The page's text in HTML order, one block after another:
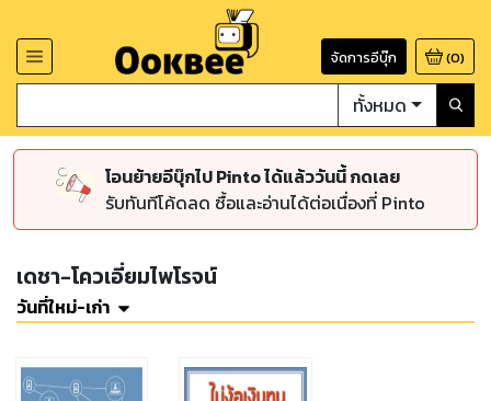
จัดการอีบุ๊ก (0)
ทั้งหมด
โอนย้ายอีบุ๊กไป Pinto ได้แล้ววันนี้ กดเลย
รับทันทีโค้ดลด ซื้อและอ่านได้ต่อเนื่องที่ Pinto
เดชา-โควเอี่ยมไพโรจน์
วันที่ใหม่-เก่า